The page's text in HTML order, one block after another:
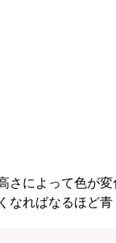
によって色が変
ればなるほど青